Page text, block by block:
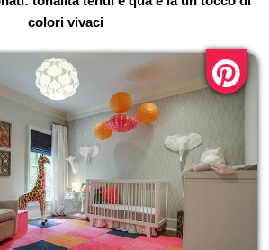
colori vivaci